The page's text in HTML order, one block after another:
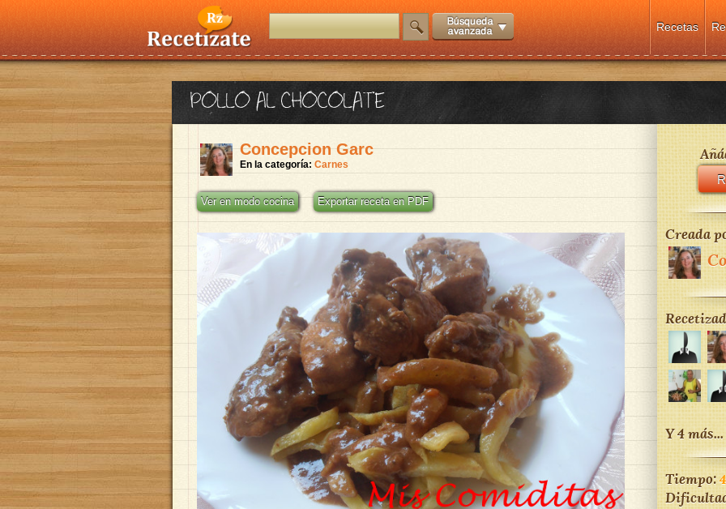
Recetas
POLLO AL CHOCOLATE
Concepcion Garc
En la categoría: Carnes
Ver en modo cocina Exportar receta en PDF
Creada
Y 4 más...
Tiempo: